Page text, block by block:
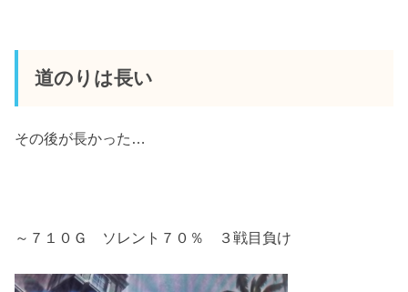
道のりは長い
その後が長かった…
～７１０Ｇ ソレント７０％ ３戦目負け